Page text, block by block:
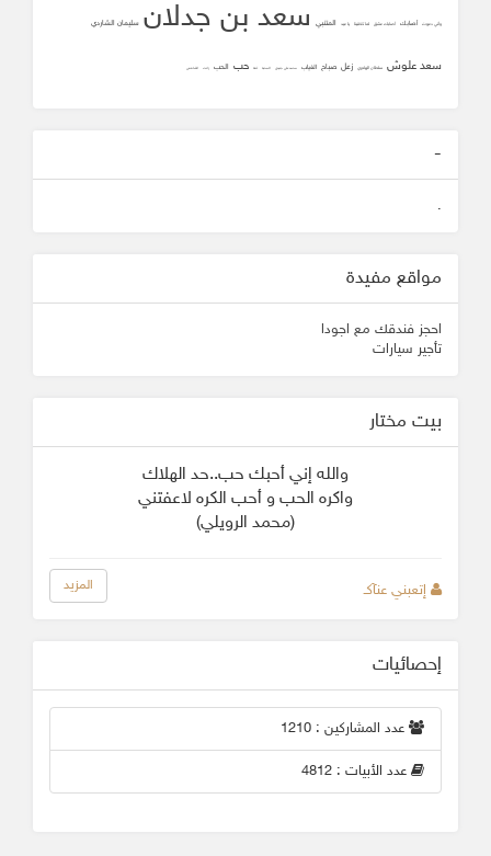
وأني دعوت أصابك أصابك عشق لما تلاقينا يا عيد المتنبي سعد بن جدلان سليمان الشاردي
سعد علوش سلطان الهاجري زعل صباح الغياب محمد علي جنيدي المحبه ثقه حب الحب زانت الشافعي
-
.
مواقع مفيدة
احجز فندقك مع اجودا
تأجير سيارات
بيت مختار
والله إني أحبك حب..حد الهلاك
واكره الحب و أحب الكره لاعفتني
(محمد الرويلي)
إتعبني عنآكـ المزيد
إحصائيات
عدد المشاركين : 1210
عدد الأبيات : 4812